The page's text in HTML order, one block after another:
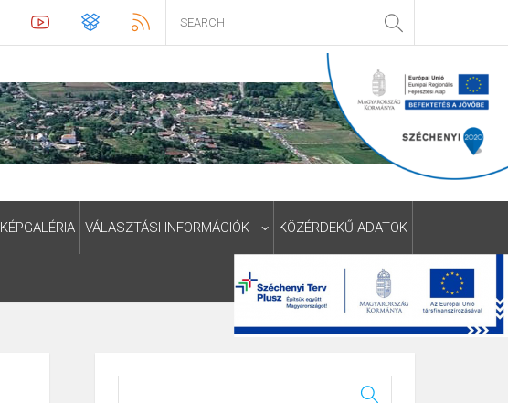
KÉPGALÉRIA VÁLASZTÁSI INFORMÁCIÓK KÖZÉRDEKŰ ADATOK